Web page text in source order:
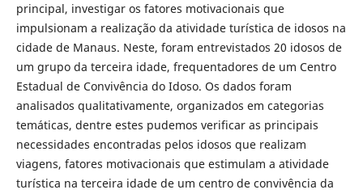
principal, investigar os fatores motivacionais que
impulsionam a realização da atividade turística de idosos na
cidade de Manaus. Neste, foram entrevistados 20 idosos de
um grupo da terceira idade, frequentadores de um Centro
Estadual de Convivência do Idoso. Os dados foram
analisados qualitativamente, organizados em categorias
temáticas, dentre estes pudemos verificar as principais
necessidades encontradas pelos idosos que realizam
viagens, fatores motivacionais que estimulam a atividade
turística na terceira idade de um centro de convivência da